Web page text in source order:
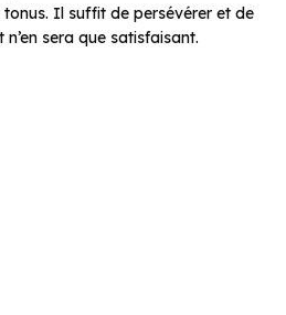
Il suffit de persévérer et de
sera que satisfaisant.